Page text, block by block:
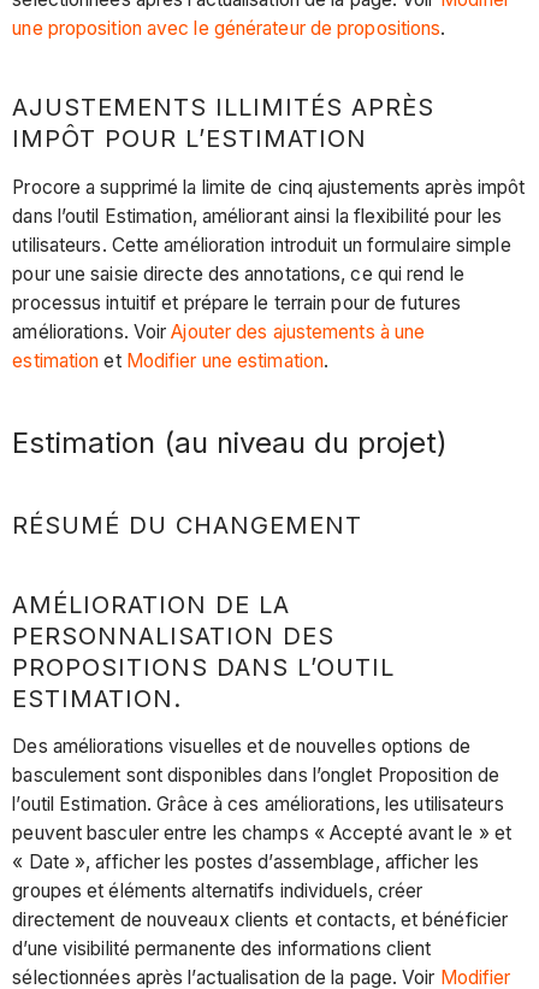
une proposition avec le générateur de propositions.
AJUSTEMENTS ILLIMITÉS APRÈS
IMPÔT POUR L’ESTIMATION
Procore a supprimé la limite de cinq ajustements après impôt
dans l’outil Estimation, améliorant ainsi la flexibilité pour les
utilisateurs. Cette amélioration introduit un formulaire simple
pour une saisie directe des annotations, ce qui rend le
processus intuitif et prépare le terrain pour de futures
améliorations. VoirAjouter des ajustements à une
estimation et Modifier une estimation.
Estimation (au niveau du projet)
RÉSUMÉ DU CHANGEMENT
AMÉLIORATION DE LA
PERSONNALISATION DES
PROPOSITIONS DANS L’OUTIL
ESTIMATION.
Des améliorations visuelles et de nouvelles options de
basculement sont disponibles dans l’onglet Proposition de
l’outil Estimation. Grâce à ces améliorations, les utilisateurs
peuvent basculer entre les champs « Accepté avant le » et
« Date », afficher les postes d’assemblage, afficher les
groupes et éléments alternatifs individuels, créer
directement de nouveaux clients et contacts, et bénéficier
d’une visibilité permanente des informations client
sélectionnées après l’actualisation de la page. Voir Modifier